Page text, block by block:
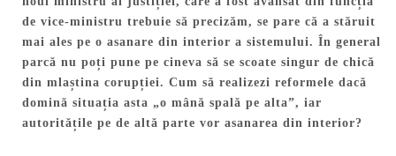
de vice-ministru trebuie să precizăm, se pare că a stăruit
mai ales pe o asanare din interior a sistemului. În general
parcă nu poți pune pe cineva să se scoate singur de chică
din mlaștina corupției. Cum să realizezi reformele dacă
domină situația asta „o mână spală pe alta”, iar
autoritățile pe de altă parte vor asanarea din interior?